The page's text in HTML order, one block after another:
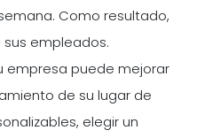
Como resultado,
empleados.
empresa puede mejorar
de su lugar de
elegir un